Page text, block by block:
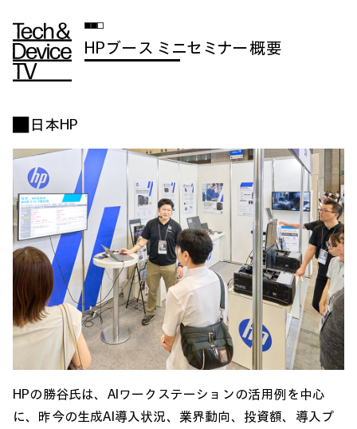
HPブース ミニセミナー概要
■ 日本HP
HPの勝谷氏は、AIワークステーションの活用例を中心
に、昨今の生成AI導入状況、業界動向、投資額、導入プ